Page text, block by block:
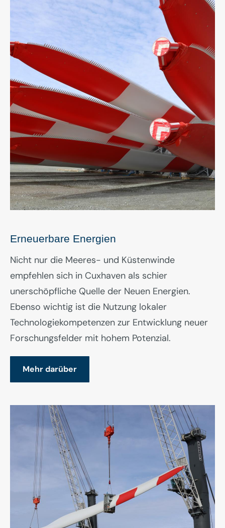
Erneuerbare Energien
Nicht nur die Meeres- und Küstenwinde
empfehlen sich in Cuxhaven als schier
unerschöpfliche Quelle der Neuen Energien.
Ebenso wichtig ist die Nutzung lokaler
Technologiekompetenzen zur Entwicklung neuer
Forschungsfelder mit hohem Potenzial.
Mehr darüber